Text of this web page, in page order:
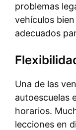
problemas
vehículos
adecuados
Una de las
autoescuelas
horarios.
lecciones en